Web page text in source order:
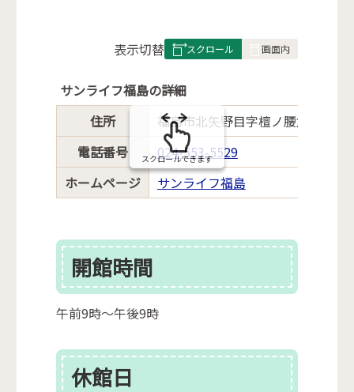
表
み
の
表示切替
サンライフ福島の詳細
住所
福島市北矢野目字檀ノ腰六番地の
電話番号
024-553-5529
ホームページ
サンライフ福島
スクロールできます
開館時間
午前9時～午後9時
休館日